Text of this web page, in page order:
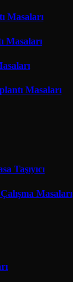
Masaları
Masaları
Masaları
Taşıyıcı
Masaları